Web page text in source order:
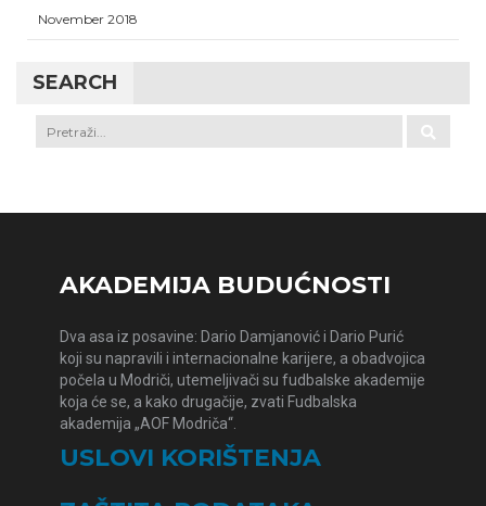
November 2018
SEARCH
AKADEMIJA BUDUĆNOSTI
Dva asa iz posavine: Dario Damjanović i Dario Purić
koji su napravili i internacionalne karijere, a obadvojica
počela u Modriči, utemeljivači su fudbalske akademije
koja će se, a kako drugačije, zvati Fudbalska
akademija „AOF Modriča“.
USLOVI KORIŠTENJA